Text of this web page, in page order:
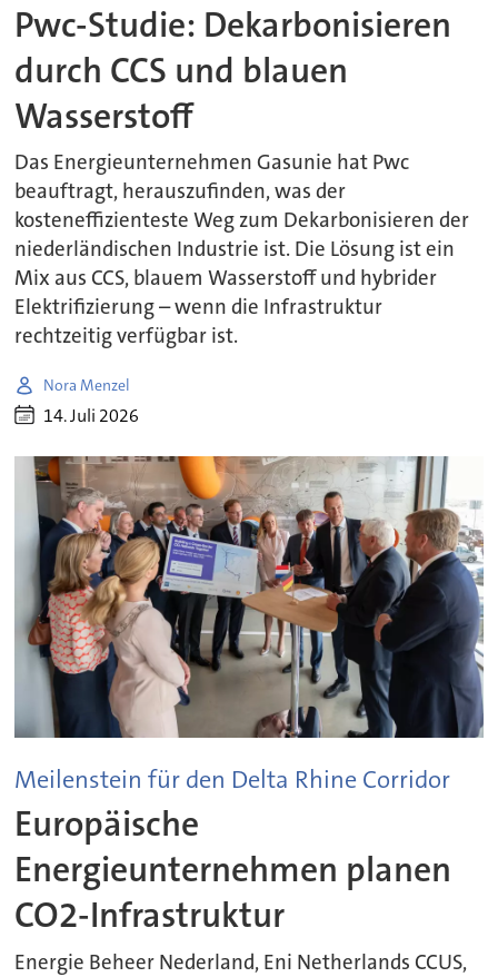
Pwc-Studie: Dekarbonisieren
durch CCS und blauen
Wasserstoff
Das Energieunternehmen Gasunie hat Pwc
beauftragt, herauszufinden, was der
kosteneffizienteste Weg zum Dekarbonisieren der
niederländischen Industrie ist. Die Lösung ist ein
Mix aus CCS, blauem Wasserstoff und hybrider
Elektrifizierung – wenn die Infrastruktur
rechtzeitig verfügbar ist.
Nora Menzel
14. Juli 2026
Meilenstein für den Delta Rhine Corridor
Europäische
Energieunternehmen planen
CO2-Infrastruktur
Energie Beheer Nederland, Eni Netherlands CCUS,